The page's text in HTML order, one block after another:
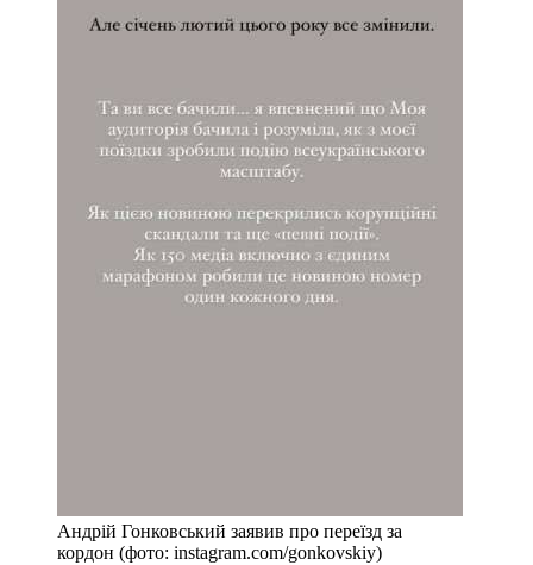
Андрій Гонковський заявив про переїзд за
кордон (фото: instagram.com/gonkovskiy)